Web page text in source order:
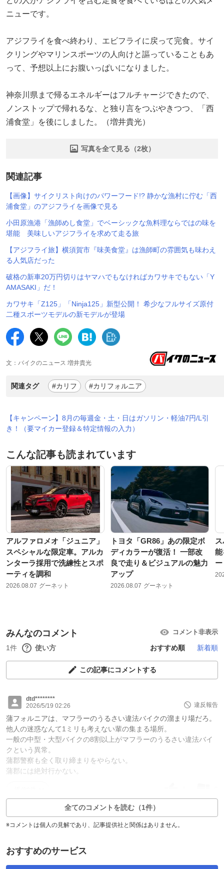
ニューです。
アジフライを食べ終わり、エビフライに戻って完食。サイ
クリングやマリンスポーツの人向けと謳っていることもあ
って、予想以上にお腹いっぱいになりました。
神奈川県まで帰るエネルギーはフルチャージできたので、
ノンストップで帰れるな、と独り言をつぶやきつつ、「西
浦食堂」を後にしました。（増井貴光）
写真を全て見る（2枚）
関連記事
【画像】サイクリスト向けのパワーフード!? 静かな漁村に佇む「西
浦食堂」のアジフライを画像で見る
小田原漁港「漁師めし食堂」でベーシックな魚料理ならではの味を
堪能 美味しいアジフライを求めて走る旅
【アジフライ旅】横須賀市『味美食堂』は漁師町の雰囲気も味わえ
る人気店だった
破格の新車20万円切りはヤマハでもなければカワサキでもない「Y
AMASAKI」だ！
カワサキ「Z125」「Ninja125」新型公開！ 希少なフルサイズ原付
二種スポーツモデルの新モデルが登場
文：バイクのニュース 増井貴光
関連タグ #カリフ #カリフォルニア
【キャンペーン】8月の毎週金・土・日はガソリン・軽油7円/L引
き！（要マイカー登録＆特定情報の入力）
こんな記事も読まれています
アルファロメオ「ジュニア」
スペシャルな限定車。アルカ
ンターラ採用で洗練性とスポ
ーティを調和
2026.08.07 グーネット
トヨタ「GR86」あの限定ボ
ディカラーが復活！ 一部改
良で走り＆ビジュアルの魅力
アップ
2026.08.07 グーネット
能
みんなのコメント コメント非表示
1件 使い方 おすすめ順 新着順
この記事にコメントする
dtd********
2026/5/19 02:26
違反報告
蒲フォルニアは、マフラーのうるさい違法バイクの溜まり場だろ。
他人の迷惑なんて1ミリも考えない輩の集まる場所。
一般の中型・大型バイクの8割以上がマフラーのうるさい違法バイ
クという異常。
蒲郡警察も全く取り締まりをやらない。
蒲郡には絶対行かない。
全てのコメントを読む（1件）
※コメントは個人の見解であり、記事提供社と関係はありません。
おすすめのサービス